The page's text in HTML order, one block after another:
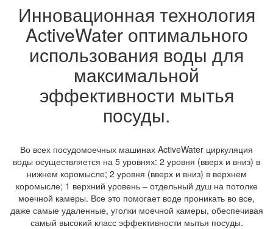
Инновационная технология
ActiveWater оптимального
использования воды для
максимальной
эффективности мытья
посуды.
Во всех посудомоечных машинах ActiveWater циркуляция
воды осуществляется на 5 уровнях: 2 уровня (вверх и вниз) в
нижнем коромысле; 2 уровня (вверх и вниз) в верхнем
коромысле; 1 верхний уровень – отдельный душ на потолке
моечной камеры. Все это помогает воде проникать во все,
даже самые удаленные, уголки моечной камеры, обеспечивая
самый высокий класс эффективности мытья посуды.